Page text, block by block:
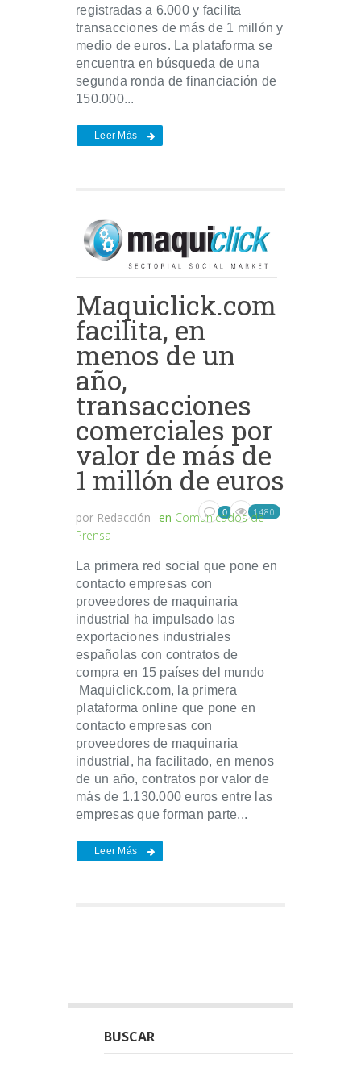
registradas a 6.000 y facilita
transacciones de más de 1 millón y
medio de euros. La plataforma se
encuentra en búsqueda de una
segunda ronda de financiación de
150.000...
Leer Más
Maquiclick.com
facilita, en
menos de un
año,
transacciones
comerciales por
valor de más de
1 millón de euros
por Redacción en Comunicados de
Prensa
0 1480
La primera red social que pone en
contacto empresas con
proveedores de maquinaria
industrial ha impulsado las
exportaciones industriales
españolas con contratos de
compra en 15 países del mundo
Maquiclick.com, la primera
plataforma online que pone en
contacto empresas con
proveedores de maquinaria
industrial, ha facilitado, en menos
de un año, contratos por valor de
más de 1.130.000 euros entre las
empresas que forman parte...
Leer Más
BUSCAR